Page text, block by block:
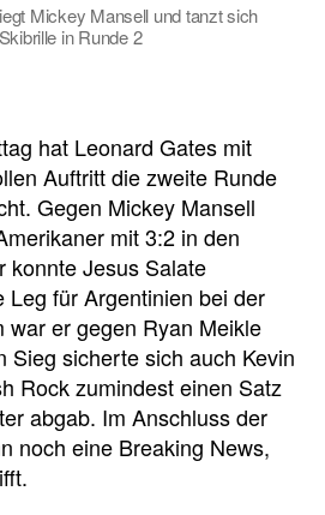
Mickey Mansell und tanzt sich
in Runde 2
hat Leonard Gates mit
Auftritt die zweite Runde
Gegen Mickey Mansell
mit 3:2 in den
konnte Jesus Salate
Leg für Argentinien bei der
war er gegen Ryan Meikle
Sieg sicherte sich auch Kevin
Rock zumindest einen Satz
abgab. Im Anschluss der
noch eine Breaking News,